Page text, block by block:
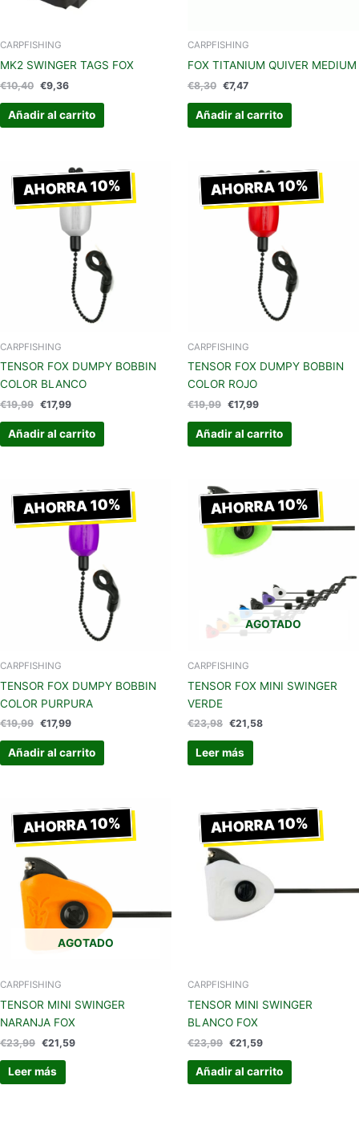
CARPFISHING
MK2 SWINGER TAGS FOX
€10,40 €9,36
Añadir al carrito
CARPFISHING
FOX TITANIUM QUIVER MEDIUM
€8,30 €7,47
Añadir al carrito
AHORRA 10%
CARPFISHING
TENSOR FOX DUMPY BOBBIN
COLOR BLANCO
€19,99
precio
original
era:
€19,99.
€17,99
El
precio
actual
es:
€17,99.
Añadir al carrito
AHORRA 10%
CARPFISHING
TENSOR FOX DUMPY BOBBIN
COLOR ROJO
€19,99
precio
original
era:
€19,99.
€17,99
precio
actual
es:
€17,99.
Añadir al carrito
AHORRA 10%
CARPFISHING
TENSOR FOX DUMPY BOBBIN
COLOR PURPURA
€19,99
precio
original
era:
€19,99.
€17,99
precio
actual
es:
€17,99.
Añadir al carrito
AHORRA 10%
AGOTADO
CARPFISHING
TENSOR FOX MINI SWINGER
VERDE
€23,98
precio
original
era:
€23,98.
€21,58
precio
actual
es:
€21,58.
Leer más
AHORRA 10%
AGOTADO
CARPFISHING
TENSOR MINI SWINGER
NARANJA FOX
€23,99
precio
original
era:
€23,99.
€21,59
precio
actual
es:
Leer más
AHORRA 10%
CARPFISHING
TENSOR MINI SWINGER
BLANCO FOX
€23,99
precio
original
era:
€23,99.
€21,59
precio
actual
es:
Añadir al carrito